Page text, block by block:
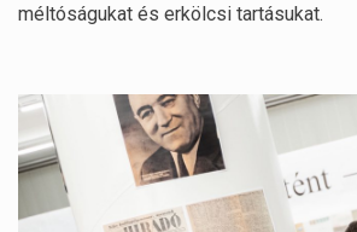
méltóságukat és erkölcsi tartásukat.